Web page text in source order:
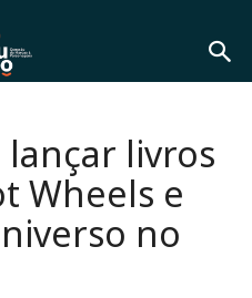
lançar livros
Wheels e
no